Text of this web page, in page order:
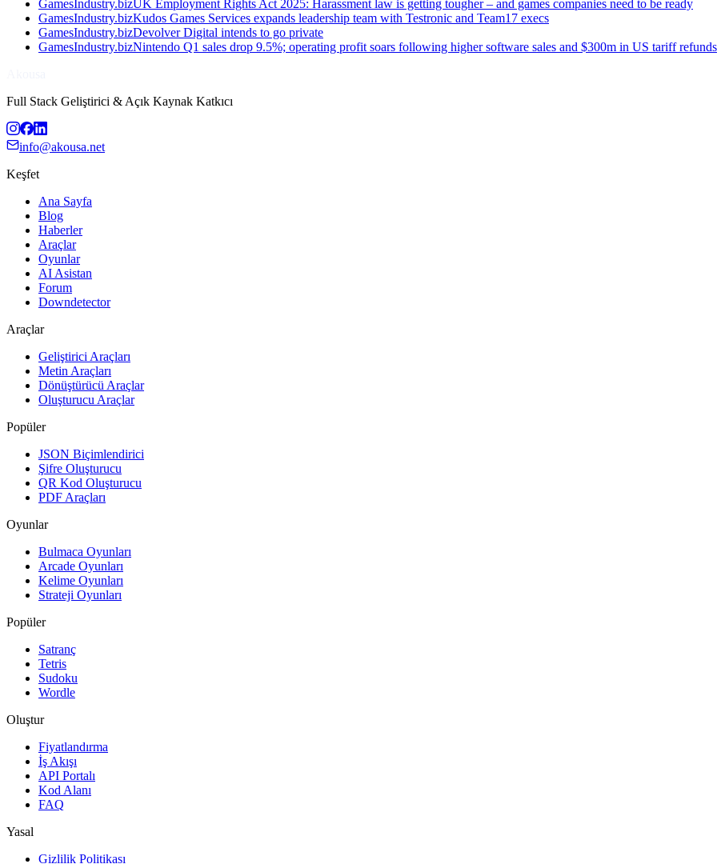
GamesIndustry.bizUK Employment Rights Act 2025: Harassment law is getting tougher – and games companies need to be ready
GamesIndustry.bizKudos Games Services expands leadership team with Testronic and Team17 execs
GamesIndustry.bizDevolver Digital intends to go private
GamesIndustry.bizNintendo Q1 sales drop 9.5%; operating profit soars following higher software sales and $300m in US tariff refunds
Full Stack Geliştirici & Açık Kaynak Katkıcı
info@akousa.net
Keşfet
Ana Sayfa
Blog
Haberler
Araçlar
Oyunlar
AI Asistan
Forum
Downdetector
Araçlar
Geliştirici Araçları
Metin Araçları
Dönüştürücü Araçlar
Oluşturucu Araçlar
Popüler
JSON Biçimlendirici
Şifre Oluşturucu
QR Kod Oluşturucu
PDF Araçları
Oyunlar
Bulmaca Oyunları
Arcade Oyunları
Kelime Oyunları
Strateji Oyunları
Popüler
Satranç
Tetris
Sudoku
Wordle
Oluştur
Fiyatlandırma
İş Akışı
API Portalı
Kod Alanı
FAQ
Yasal
Gizlilik Politikası